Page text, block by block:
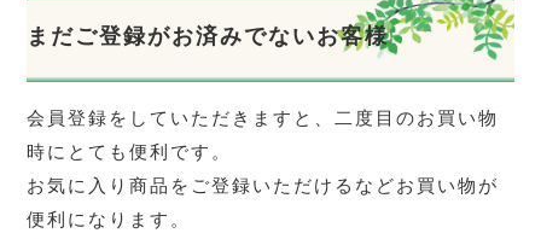
まだご登録がお済みでないお客様
会員登録をしていただきますと、二度目のお買い物
時にとても便利です。
お気に入り商品をご登録いただけるなどお買い物が
便利になります。